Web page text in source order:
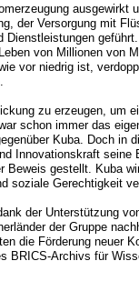
ausgewirkt
der Versorgung mit
Dienstleistungen
von Millionen von
vor niedrig ist,
zu erzeugen, um
schon immer das
Kuba. Doch in
Innovationskraft seine
Beweis gestellt. Kuba
soziale Gerechtigkeit
der Unterstützung
der Gruppe
die Förderung neuer
BRICS-Archivs für